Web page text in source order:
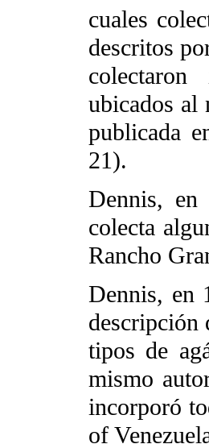
cuales
descritos
colectaron
ubicados al
publicada
21).
Dennis, en
colecta
Rancho
Dennis, en
descripción
tipos de
mismo
incorporó
of